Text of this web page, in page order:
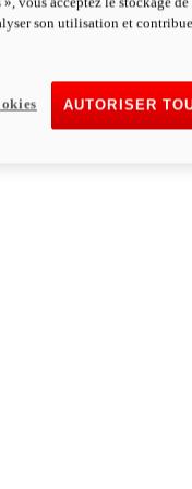
son utilisation et
AUTORISER